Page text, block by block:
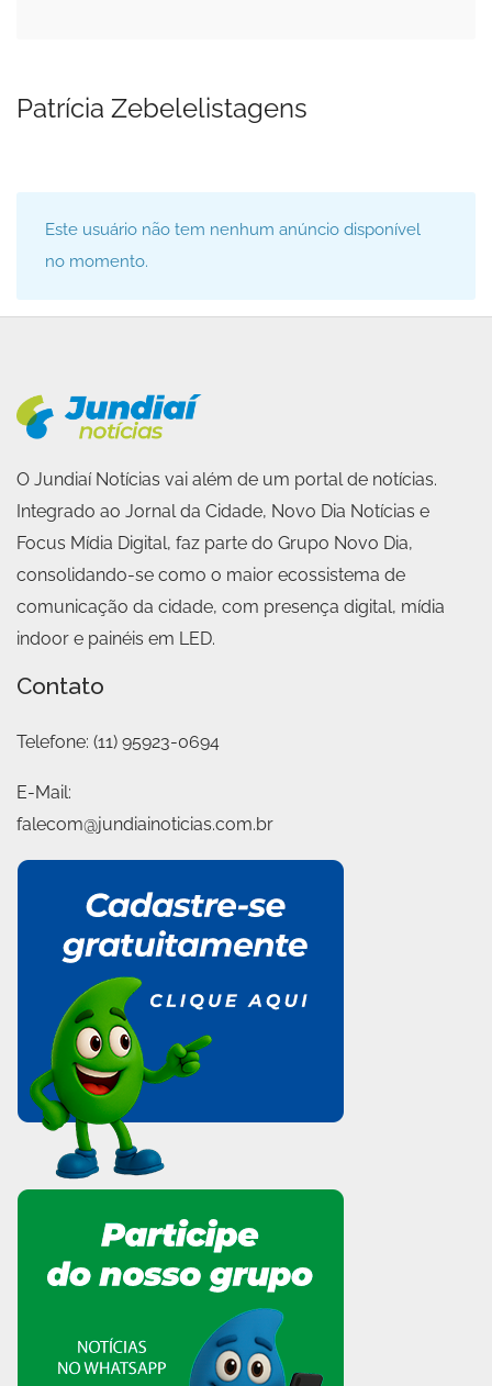
Patrícia Zebelelistagens
Este usuário não tem nenhum anúncio disponível
no momento.
O Jundiaí Notícias vai além de um portal de notícias.
Integrado ao Jornal da Cidade, Novo Dia Notícias e
Focus Mídia Digital, faz parte do Grupo Novo Dia,
consolidando-se como o maior ecossistema de
comunicação da cidade, com presença digital, mídia
indoor e painéis em LED.
Contato
Telefone: (11) 95923-0694
E-Mail:
falecom@jundiainoticias.com.br